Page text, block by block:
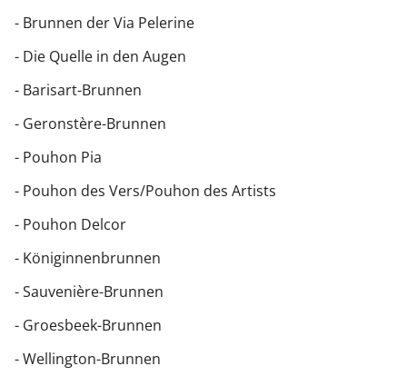
- Brunnen der Via Pelerine
- Die Quelle in den Augen
- Barisart-Brunnen
- Geronstère-Brunnen
- Pouhon Pia
- Pouhon des Vers/Pouhon des Artists
- Pouhon Delcor
- Königinnenbrunnen
- Sauvenière-Brunnen
- Groesbeek-Brunnen
- Wellington-Brunnen